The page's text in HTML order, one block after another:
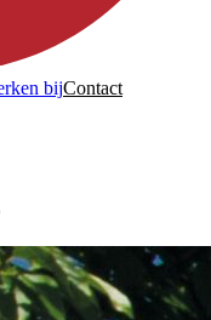
bijContact